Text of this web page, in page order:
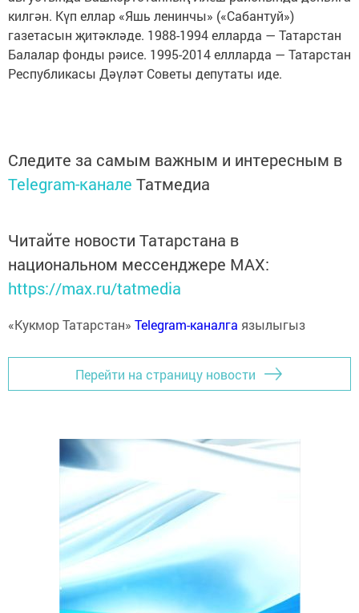
килгән. Күп еллар «Яшь ленинчы» («Сабантуй»)
газетасын җитәкләде. 1988-1994 елларда — Татарстан
Балалар фонды рәисе. 1995-2014 еллларда — Татарстан
Республикасы Дәүләт Советы депутаты иде.
Следите за самым важным и интересным в
Telegram-канале Татмедиа
Читайте новости Татарстана в
национальном мессенджере MАХ:
https://max.ru/tatmedia
«Кукмор Татарстан» Telegram-каналга язылыгыз
Перейти на страницу новости